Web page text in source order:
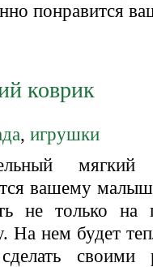
понравится
коврик
, игрушки
мягкий
вашему
не только
На нем будет